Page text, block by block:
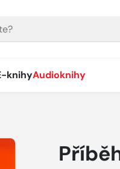
knihyAudioknihy